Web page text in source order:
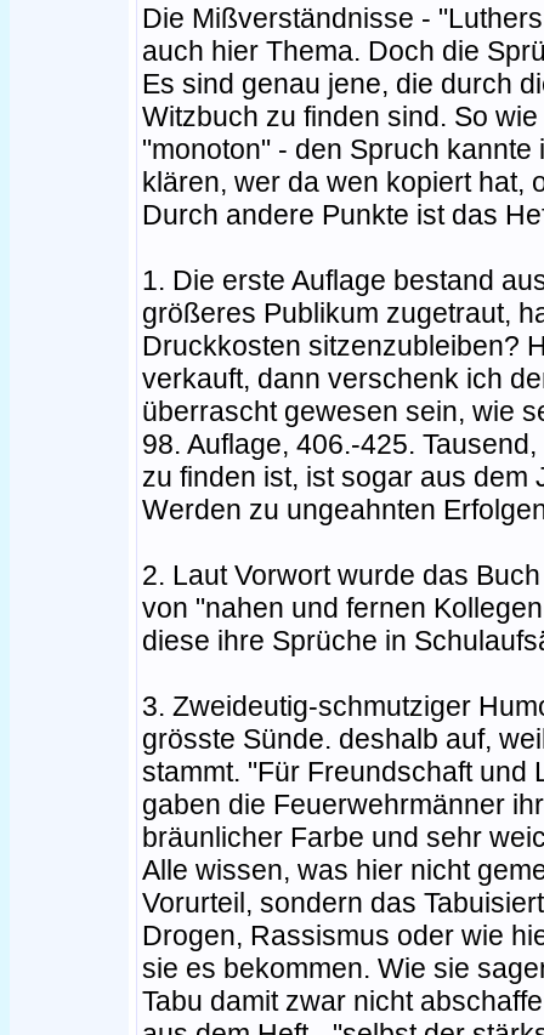
Die Mißverständnisse -
auch hier Thema. Doch die
Es sind genau jene, die durch
Witzbuch zu finden sind. So
"monoton" - den Spruch
klären, wer da wen kopiert hat,
Durch andere Punkte ist das
1. Die erste Auflage bestand
größeres Publikum zugetraut,
Druckkosten sitzenzubleiben?
verkauft, dann verschenk ich
überrascht gewesen sein, wie
98. Auflage, 406.-425.
zu finden ist, ist sogar aus dem
Werden zu ungeahnten
2. Laut Vorwort wurde das
von "nahen und fernen
diese ihre Sprüche in
3. Zweideutig-schmutziger
grösste Sünde. deshalb auf,
stammt. "Für Freundschaft und
gaben die Feuerwehrmänner
bräunlicher Farbe und sehr
Alle wissen, was hier nicht
Vorurteil, sondern das
Drogen, Rassismus oder wie
sie es bekommen. Wie sie
Tabu damit zwar nicht